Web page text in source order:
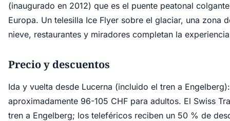
(inaugurado en 2012) que es el puente peatonal
Europa. Un telesilla Ice Flyer sobre el glaciar, una zona
nieve, restaurantes y miradores completan la
Precio y descuentos
Ida y vuelta desde Lucerna (incluido el tren a Engelberg):
aproximadamente 96-105 CHF para adultos. El Swiss
tren a Engelberg; los teleféricos reciben un 50 % de